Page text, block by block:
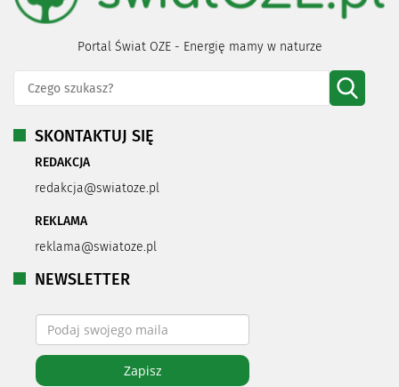
Portal Świat OZE - Energię mamy w naturze
SKONTAKTUJ SIĘ
REDAKCJA
redakcja@swiatoze.pl
REKLAMA
reklama@swiatoze.pl
NEWSLETTER